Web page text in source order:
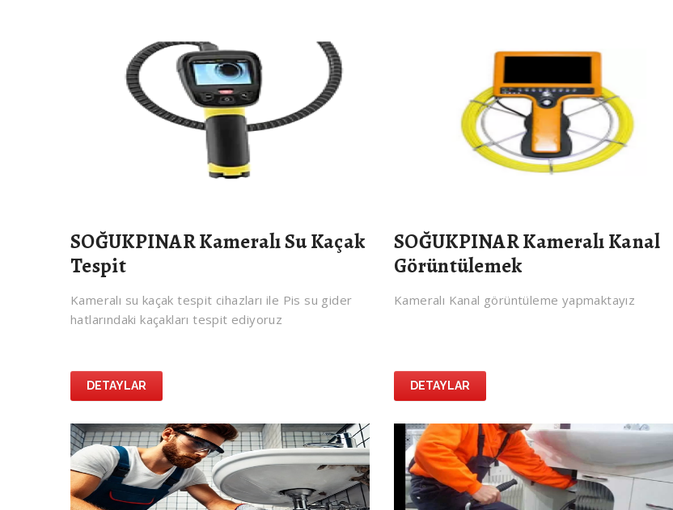
SOĞUKPINAR Kameralı Su Kaçak
Tespit
Kameralı su kaçak tespit cihazları ile Pis su gider
hatlarındaki kaçakları tespit ediyoruz
DETAYLAR
SOĞUKPINAR Kameralı Kanal
Görüntülemek
Kameralı Kanal görüntüleme yapmaktayız
DETAYLAR